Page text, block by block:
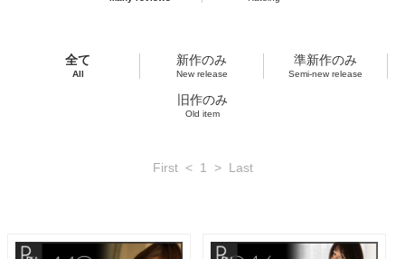
全て
All
新作のみ
New release
準新作のみ
Semi-new release
旧作のみ
Old item
First < 1 > Last